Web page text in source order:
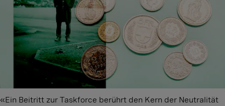
«Ein Beitritt zur Taskforce berührt den Kern der Neutralität